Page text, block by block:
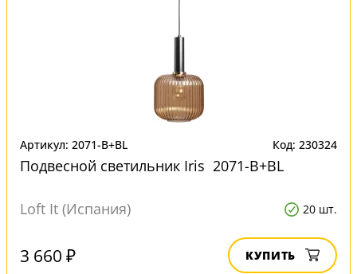
Артикул: 2071-B+BL Код: 230324
Подвесной светильник Iris 2071-B+BL
Loft It (Испания) 20 шт.
3 660 ₽ КУПИТЬ